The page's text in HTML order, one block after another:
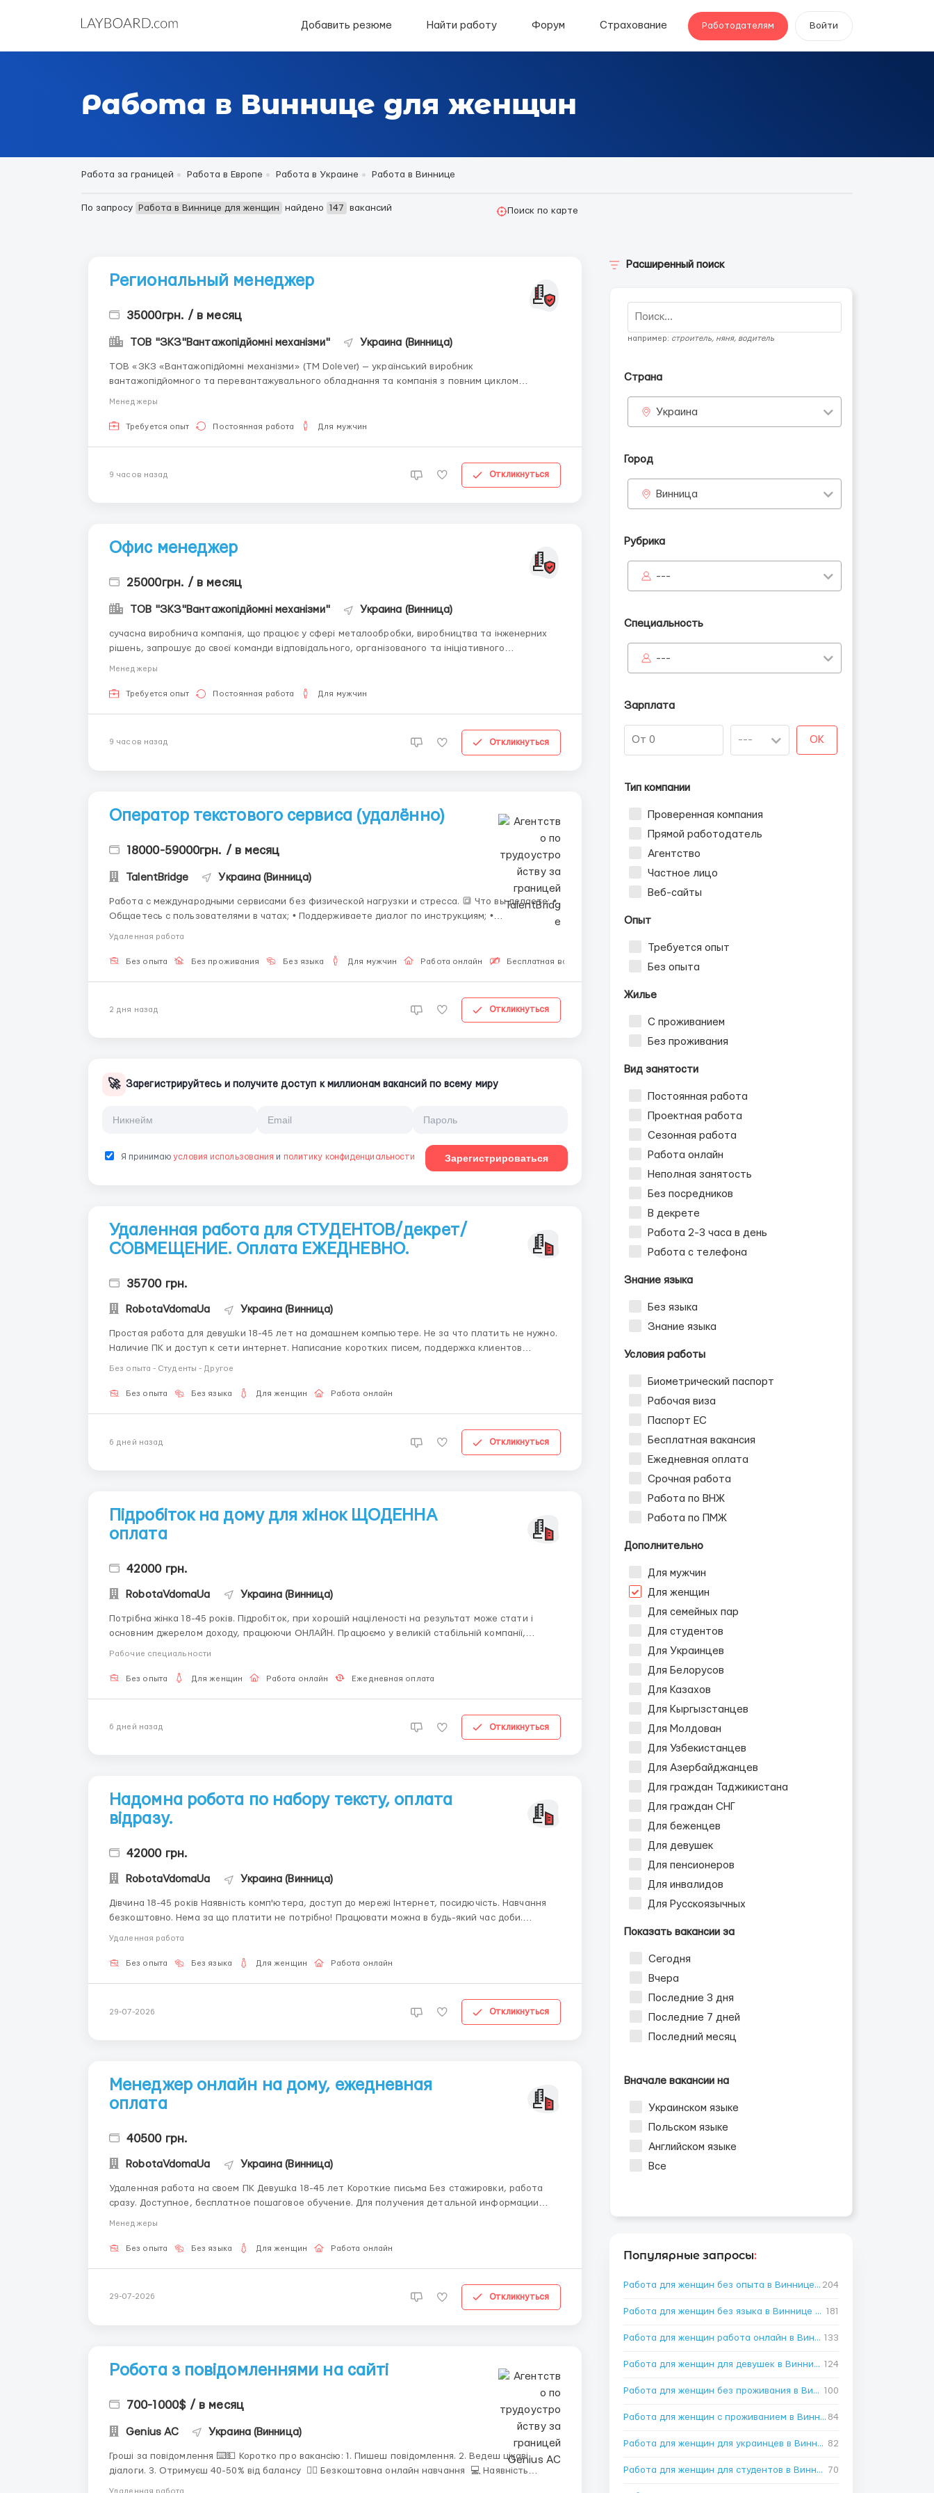
Добавить резюме Найти работу Форум Страхование Работодателям Войти
Работа в Виннице для женщин
Работа за границей Работа в Европе Работа в Украине Работа в Виннице
По запросу Работа в Виннице для женщин найдено 147 вакансий Поиск по карте
Региональный менеджер
35000грн. / в месяц
ТОВ "ЗКЗ"Вантажопідйомні механізми" Украина (Винница)
ТОВ «ЗКЗ «Вантажопідйомні механізми» (ТМ Dolever) — український виробник
вантажопідйомного та перевантажувального обладнання та компанія з повним циклом
Менеджеры
Требуется опыт Постоянная работа Для мужчин
9 часов назад Откликнуться
Офис менеджер
25000грн. / в месяц
ТОВ "ЗКЗ"Вантажопідйомні механізми" Украина (Винница)
сучасна виробнича компанія, що працює у сфері металообробки, виробництва та інженерних
рішень, запрошує до своєї команди відповідального, організованого та ініціативного
Менеджеры
Требуется опыт Постоянная работа Для мужчин
9 часов назад Откликнуться
Оператор текстового сервиса (удалённо)
18000-59000грн. / в месяц
TalentBridge Украина (Винница)
Работа с международными сервисами без физической нагрузки и стресса. 🔳 Что вы делаете: •
Общаетесь с пользователями в чатах; • Поддерживаете диалог по инструкциям; •
Удаленная работа
Без опыта Без проживания Без языка Для мужчин Работа онлайн Бесплатная вакансия
2 дня назад Откликнуться
🚀 Зарегистрируйтесь и получите доступ к миллионам вакансий по всему миру
Я принимаюусловия использования и политику конфиденциальности Зарегистрироваться
Удаленная работа для СТУДЕНТОВ/декрет/
СОВМЕЩЕНИЕ. Оплата ЕЖЕДНЕВНО.
35700 грн.
RobotaVdomaUa Украина (Винница)
Простая работа для дeвушkи 18-45 лет на домашнем компьютере. Не за что платить не нужно.
Наличие ПК и доступ к сети интернет. Написание коротких писем, поддержка клиентов
Без опыта - Студенты - Другое
Без опыта Без языка Для женщин Работа онлайн
6 дней назад Откликнуться
Підробіток на дому для жінок ЩОДЕННА
оплата
42000 грн.
RobotaVdomaUa Украина (Винница)
Потрібна жінка 18-45 років. Підробіток, при хорошій націленості на результат може стати і
основним джерелом доходу, працюючи ОНЛАЙН. Працюємо у великій стабільній компанії,
навчання є і воно БЕЗКОШТОВНО. Виплати ЩОДЕННО на карту банку або електронний
Рабочие специальности
Без опыта Для женщин Работа онлайн Ежедневная оплата
6 дней назад Откликнуться
Надомна робота по набору тексту, оплата
відразу.
42000 грн.
RobotaVdomaUa Украина (Винница)
Дівчина 18-45 років Наявність комп'ютера, доступ до мережі Інтернет, посидючість. Навчання
безкоштовно. Нема за що платити не потрібно! Працювати можна в будь-який час доби.
Оплата відрядно преміальна. Виплата заробітної плати проводиться 2 рази на місяць або
Удаленная работа
Без опыта Без языка Для женщин Работа онлайн
29-07-2026 Откликнуться
Менеджер онлайн на дому, ежедневная
оплата
40500 грн.
RobotaVdomaUa Украина (Винница)
Удаленная работа на своем ПК Дeвушkа 18-45 лет Короткие письма Без стажировки, работа
сразу. Доступное, бесплатное пошаговое обучение. Для получения детальной информации
Менеджеры
Без опыта Без языка Для женщин Работа онлайн
29-07-2026 Откликнуться
Робота з повідомленнями на сайті
700-1000$ / в месяц
Genius AС Украина (Винница)
Гроші за повідомлення ⌨️💵 Коротко про вакансію: 1. Пишеш повідомлення. 2. Ведеш цікаві
діалоги. 3. Отримуєш 40-50% від балансу ✍🏻 Безкоштовна онлайн навчання 💻 Наявність
Удаленная работа
Расширенный поиск
например: строитель, няня, водитель
Страна
Украина
Город
Винница
Рубрика
---
Специальность
---
Зарплата
OK
Тип компании
Проверенная компания
Прямой работодатель
Агентство
Частное лицо
Веб-сайты
Опыт
Требуется опыт
Без опыта
Жилье
С проживанием
Без проживания
Вид занятости
Постоянная работа
Проектная работа
Сезонная работа
Работа онлайн
Неполная занятость
Без посредников
В декрете
Работа 2-3 часа в день
Работа с телефона
Знание языка
Без языка
Знание языка
Условия работы
Биометрический паспорт
Рабочая виза
Паспорт ЕС
Бесплатная вакансия
Ежедневная оплата
Срочная работа
Работа по ВНЖ
Работа по ПМЖ
Дополнительно
Для мужчин
Для женщин
Для семейных пар
Для студентов
Для Украинцев
Для Белорусов
Для Казахов
Для Кыргызстанцев
Для Молдован
Для Узбекистанцев
Для Азербайджанцев
Для граждан Таджикистана
Для граждан СНГ
Для беженцев
Для девушек
Для пенсионеров
Для инвалидов
Для Русскоязычных
Показать вакансии за
Сегодня
Вчера
Последние 3 дня
Последние 7 дней
Последний месяц
Вначале вакансии на
Украинском языке
Польском языке
Английском языке
Все
Популярные запросы:
Работа для женщин без опыта в Виннице →
204
Работа для женщин без языка в Виннице→ 181
Работа для женщин работа онлайн в Виннице 133
Работа для женщин для девушек в Виннице →
124
Работа для женщин без проживания в Виннице 100
Работа для женщин с проживанием в Виннице 84
Работа для женщин для украинцев в Виннице 82
Работа для женщин для студентов в Виннице 70